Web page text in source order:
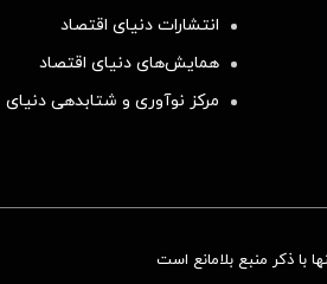
انتشارات دنیای اقتصاد
همایش‌های دنیای اقتصاد
مرکز نوآوری و شتابدهی دنیای
با ذکر منبع بلامانع است